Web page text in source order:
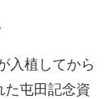
入植してから
屯田記念資